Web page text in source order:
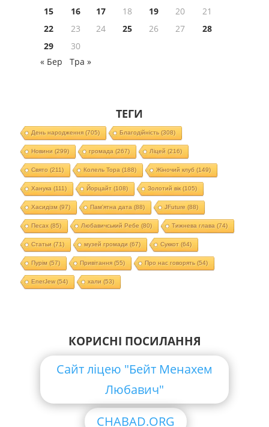
15
16 17 18 19 20
21
22
23 24 25 26 27
28
29
30
« Бер
Тра »
ТЕГИ
День народження(705) Благодійність (308)
Новини (299) громада (267) Ліцей (216)
Свято (211) Колель Тора (188) Жіночий клуб (149)
Ханука (111) Йорцайт (108) Золотий вік(105)
Хасидізм (97) Пам'ятна дата (88) JFuture (88)
Песах(85) Любавичський Ребе (80) Тижнева глава (74)
Статьи (71) музей громади (67) Суккот (64)
Пурім (57) Привітання(55) Про нас говорять (54)
EnerJew(54) хали (53)
КОРИСНІ ПОСИЛАННЯ
Сайт ліцею "Бейт Менахем
Любавич"
CHABAD.ORG